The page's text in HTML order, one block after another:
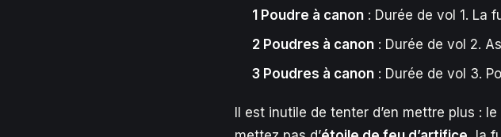
1 Poudre à canon : Durée de vol 1. La
2 Poudres à canon : Durée de vol 2.
3 Poudres à canon : Durée de vol 3.
Il est inutile de tenter d’en mettre plus :